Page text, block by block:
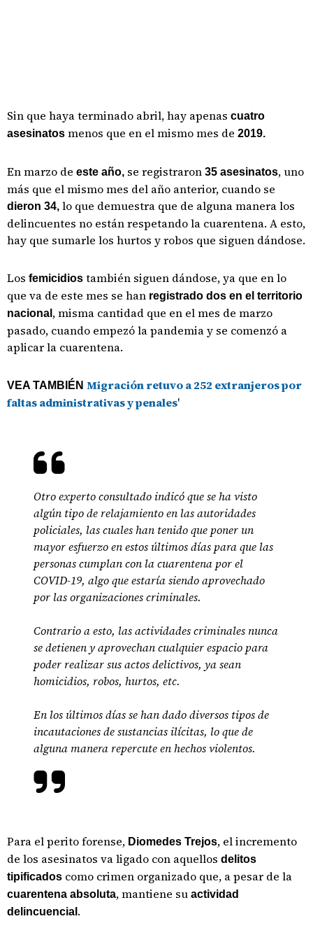
Sin que haya terminado abril, hay apenas cuatro
asesinatos menos que en el mismo mes de 2019.
En marzo de este año, se registraron 35 asesinatos, uno
más que el mismo mes del año anterior, cuando se
dieron 34, lo que demuestra que de alguna manera los
delincuentes no están respetando la cuarentena. A esto,
hay que sumarle los hurtos y robos que siguen dándose.
Los femicidios también siguen dándose, ya que en lo
que va de este mes se han registrado dos en el territorio
nacional , misma cantidad que en el mes de marzo
pasado, cuando empezó la pandemia y se comenzó a
aplicar la cuarentena.
VEA TAMBIÉN Migración retuvo a 252 extranjeros por
faltas administrativas y penales'
Otro experto consultado indicó que se ha visto
algún tipo de relajamiento en las autoridades
policiales, las cuales han tenido que poner un
mayor esfuerzo en estos últimos días para que las
personas cumplan con la cuarentena por el
COVID-19, algo que estaría siendo aprovechado
por las organizaciones criminales.
Contrario a esto, las actividades criminales nunca
se detienen y aprovechan cualquier espacio para
poder realizar sus actos delictivos, ya sean
homicidios, robos, hurtos, etc.
En los últimos días se han dado diversos tipos de
incautaciones de sustancias ilícitas, lo que de
alguna manera repercute en hechos violentos.
Para el perito forense, Diomedes Trejos, el incremento
de los asesinatos va ligado con aquellos delitos
tipificados como crimen organizado que, a pesar de la
cuarentena absoluta, mantiene su actividad
delincuencial .